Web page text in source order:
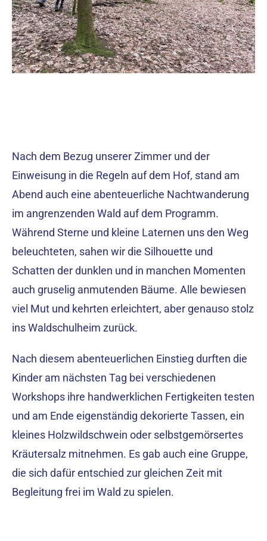
Nach dem Bezug unserer Zimmer und der
Einweisung in die Regeln auf dem Hof, stand am
Abend auch eine abenteuerliche Nachtwanderung
im angrenzenden Wald auf dem Programm.
Während Sterne und kleine Laternen uns den Weg
beleuchteten, sahen wir die Silhouette und
Schatten der dunklen und in manchen Momenten
auch gruselig anmutenden Bäume. Alle bewiesen
viel Mut und kehrten erleichtert, aber genauso stolz
ins Waldschulheim zurück.
Nach diesem abenteuerlichen Einstieg durften die
Kinder am nächsten Tag bei verschiedenen
Workshops ihre handwerklichen Fertigkeiten testen
und am Ende eigenständig dekorierte Tassen, ein
kleines Holzwildschwein oder selbstgemörsertes
Kräutersalz mitnehmen. Es gab auch eine Gruppe,
die sich dafür entschied zur gleichen Zeit mit
Begleitung frei im Wald zu spielen.